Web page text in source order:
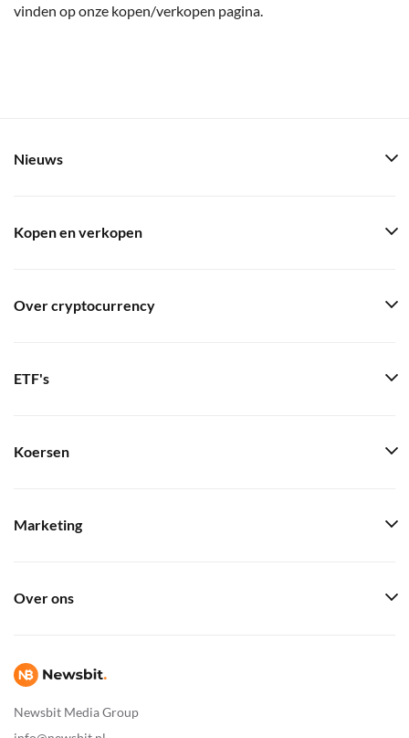
vinden op onze kopen/verkopen pagina.
Newsbit Media Group
Nieuws
Kopen en verkopen
Over cryptocurrency
ETF's
Koersen
Marketing
Over ons